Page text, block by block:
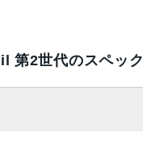
第2世代のスペック